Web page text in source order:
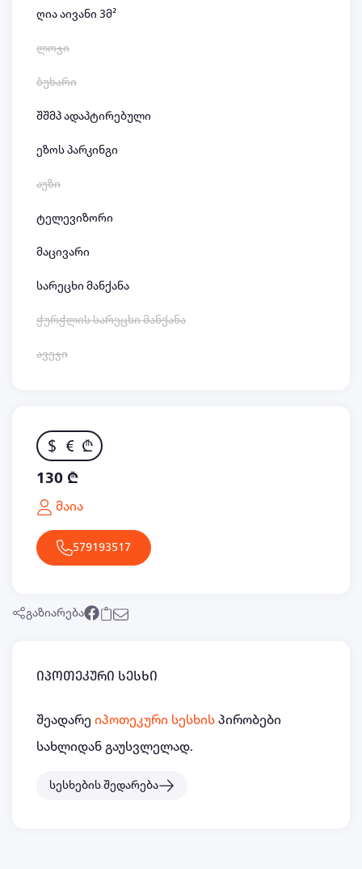
ღია აივანი 3მ²
ლოჯი
ბუხარი
შშმპ ადაპტირებული
ეზოს პარკინგი
აუზი
ტელევიზორი
მაცივარი
სარეცხი მანქანა
ჭურჭლის სარეცხი მანქანა
ავეჯი
$ € ₾
130 ₾
მაია
579193517
გაზიარება
იპოთეკური სესხი
შეადარე იპოთეკური სესხის პირობები
სახლიდან გაუსვლელად.
სესხების შედარება